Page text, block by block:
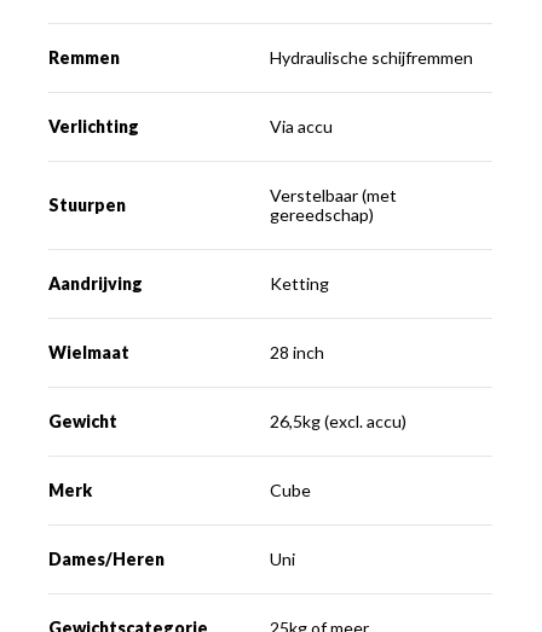
Remmen Hydraulische schijfremmen
Verlichting Via accu
Stuurpen
Verstelbaar (met
gereedschap)
Aandrijving Ketting
Wielmaat 28 inch
Gewicht 26,5kg (excl. accu)
Merk Cube
Dames/Heren Uni